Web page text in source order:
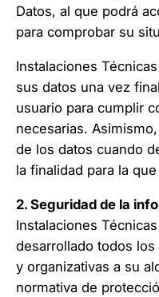
Datos, al que podrá
para comprobar su
Instalaciones
sus datos una vez
usuario para cumplir
necesarias.
de los datos cuando
la finalidad para la
2. Seguridad de la
Instalaciones
desarrollado todos
y organizativas a su
normativa de